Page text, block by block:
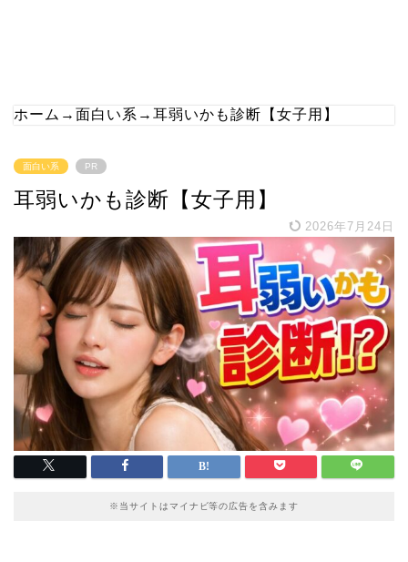
ホーム → 面白い系 → 耳弱いかも診断【女子用】
面白い系 PR
耳弱いかも診断【女子用】
2026年7月24日
※当サイトはマイナビ等の広告を含みます